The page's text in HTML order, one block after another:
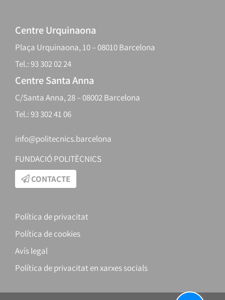
Centre Urquinaona
Plaça Urquinaona, 10 – 08010 Barcelona
Tel.: 93 302 02 24
Centre Santa Anna
C/Santa Anna, 28 – 08002 Barcelona
Tel.: 93 302 41 06
info@politecnics.barcelona
FUNDACIÓ POLITÈCNICS
CONTACTE
Política de privacitat
Política de cookies
Avís legal
Política de privacitat en xarxes socials